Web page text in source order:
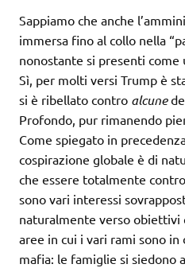
Sappiamo che anche
immersa fino al collo nella
nonostante si presenti
Sì, per molti versi Trump è
si è ribellato contro alcune
Profondo, pur rimanendo
Come spiegato in
cospirazione globale è di
che essere totalmente
sono vari interessi
naturalmente verso obiettivi
aree in cui i vari rami sono in
mafia: le famiglie si siedono